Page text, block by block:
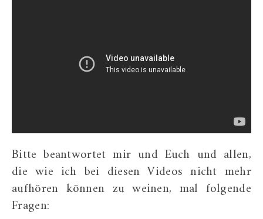
Bitte beantwortet mir und Euch und allen,
die wie ich bei diesen Videos nicht mehr
aufhören können zu weinen, mal folgende
Fragen: